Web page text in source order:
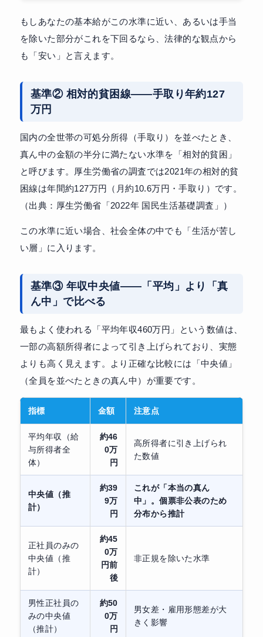
もしあなたの基本給がこの水準に近い、あるいは手当
を除いた部分がこれを下回るなら、法律的な観点から
も「安い」と言えます。
基準② 相対的貧困線——手取り年約127
万円
国内の全世帯の可処分所得（手取り）を並べたとき、
真ん中の金額の半分に満たない水準を「相対的貧困」
と呼びます。厚生労働省の調査では2021年の相対的貧
困線は年間約127万円（月約10.6万円・手取り）です。
（出典：厚生労働省「2022年 国民生活基礎調査」）
この水準に近い場合、社会全体の中でも「生活が苦し
い層」に入ります。
基準③ 年収中央値——「平均」より「真
ん中」で比べる
最もよく使われる「平均年収460万円」という数値は、
一部の高額所得者によって引き上げられており、実態
よりも高く見えます。より正確な比較には「中央値」
（全員を並べたときの真ん中）が重要です。
指標 金額 注意点
平均年収（給
与所得者全
体）
約46
0万
円
高所得者に引き上げられ
た数値
中央値（推
計）
約39
9万
円
これが「本当の真ん
中」。個票非公表のため
分布から推計
正社員のみの
中央値（推
計）
約45
0万
円前
後
非正規を除いた水準
男性正社員の
みの中央値
（推計）
約50
0万
円
男女差・雇用形態差が大
きく影響